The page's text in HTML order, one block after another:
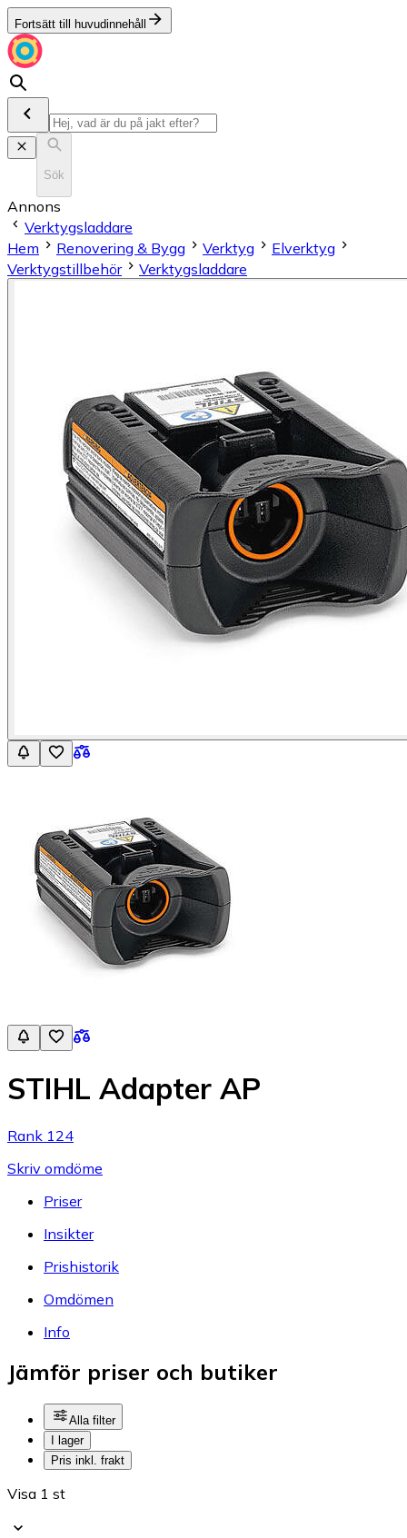
Fortsätt till huvudinnehåll
Sök
Annons
Verktygsladdare
Hem
Renovering & Bygg Verktyg
Elverktyg
Verktygstillbehör
Verktygsladdare
STIHL Adapter AP
Rank 124
Skriv omdöme
Priser
Insikter
Prishistorik
Omdömen
Info
Jämför priser och butiker
Alla filter
I lager
Pris inkl. frakt
Visa 1 st